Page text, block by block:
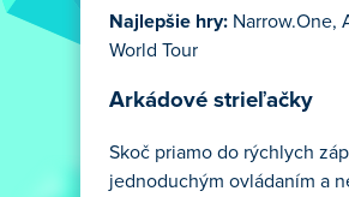
Najlepšie hry: Narrow.One,
World Tour
Arkádové strieľačky
Skoč priamo do rýchlych
jednoduchým ovládaním a